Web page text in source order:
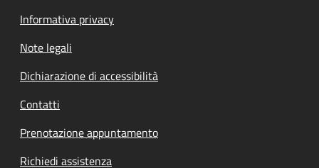
Informativa privacy
Note legali
Dichiarazione di accessibilità
Contatti
Prenotazione appuntamento
Richiedi assistenza